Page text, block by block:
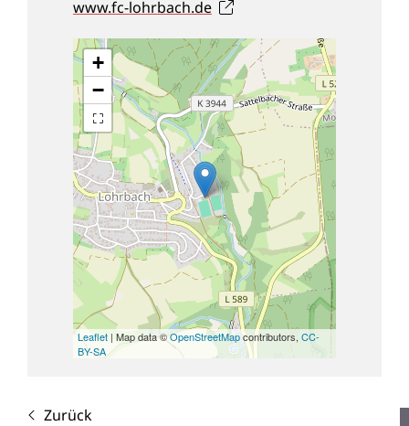
www.fc-lohrbach.de
+
−
Leaflet | Map data ©OpenStreetMapcontributors, CC-
BY-SA
Zurück